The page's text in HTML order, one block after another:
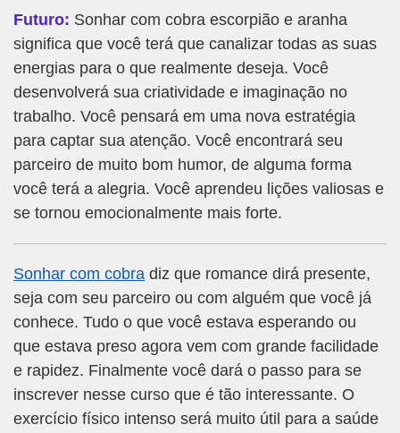
Futuro: Sonhar com cobra escorpião e aranha
significa que você terá que canalizar todas as suas
energias para o que realmente deseja. Você
desenvolverá sua criatividade e imaginação no
trabalho. Você pensará em uma nova estratégia
para captar sua atenção. Você encontrará seu
parceiro de muito bom humor, de alguma forma
você terá a alegria. Você aprendeu lições valiosas e
se tornou emocionalmente mais forte.
Sonhar com cobra diz que romance dirá presente,
seja com seu parceiro ou com alguém que você já
conhece. Tudo o que você estava esperando ou
que estava preso agora vem com grande facilidade
e rapidez. Finalmente você dará o passo para se
inscrever nesse curso que é tão interessante. O
exercício físico intenso será muito útil para a saúde